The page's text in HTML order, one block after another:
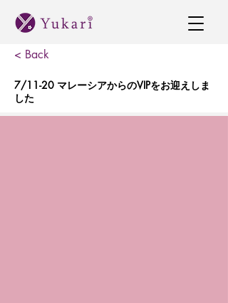
< Back
7/11-20 マレーシアからのVIPをお迎えしま
した